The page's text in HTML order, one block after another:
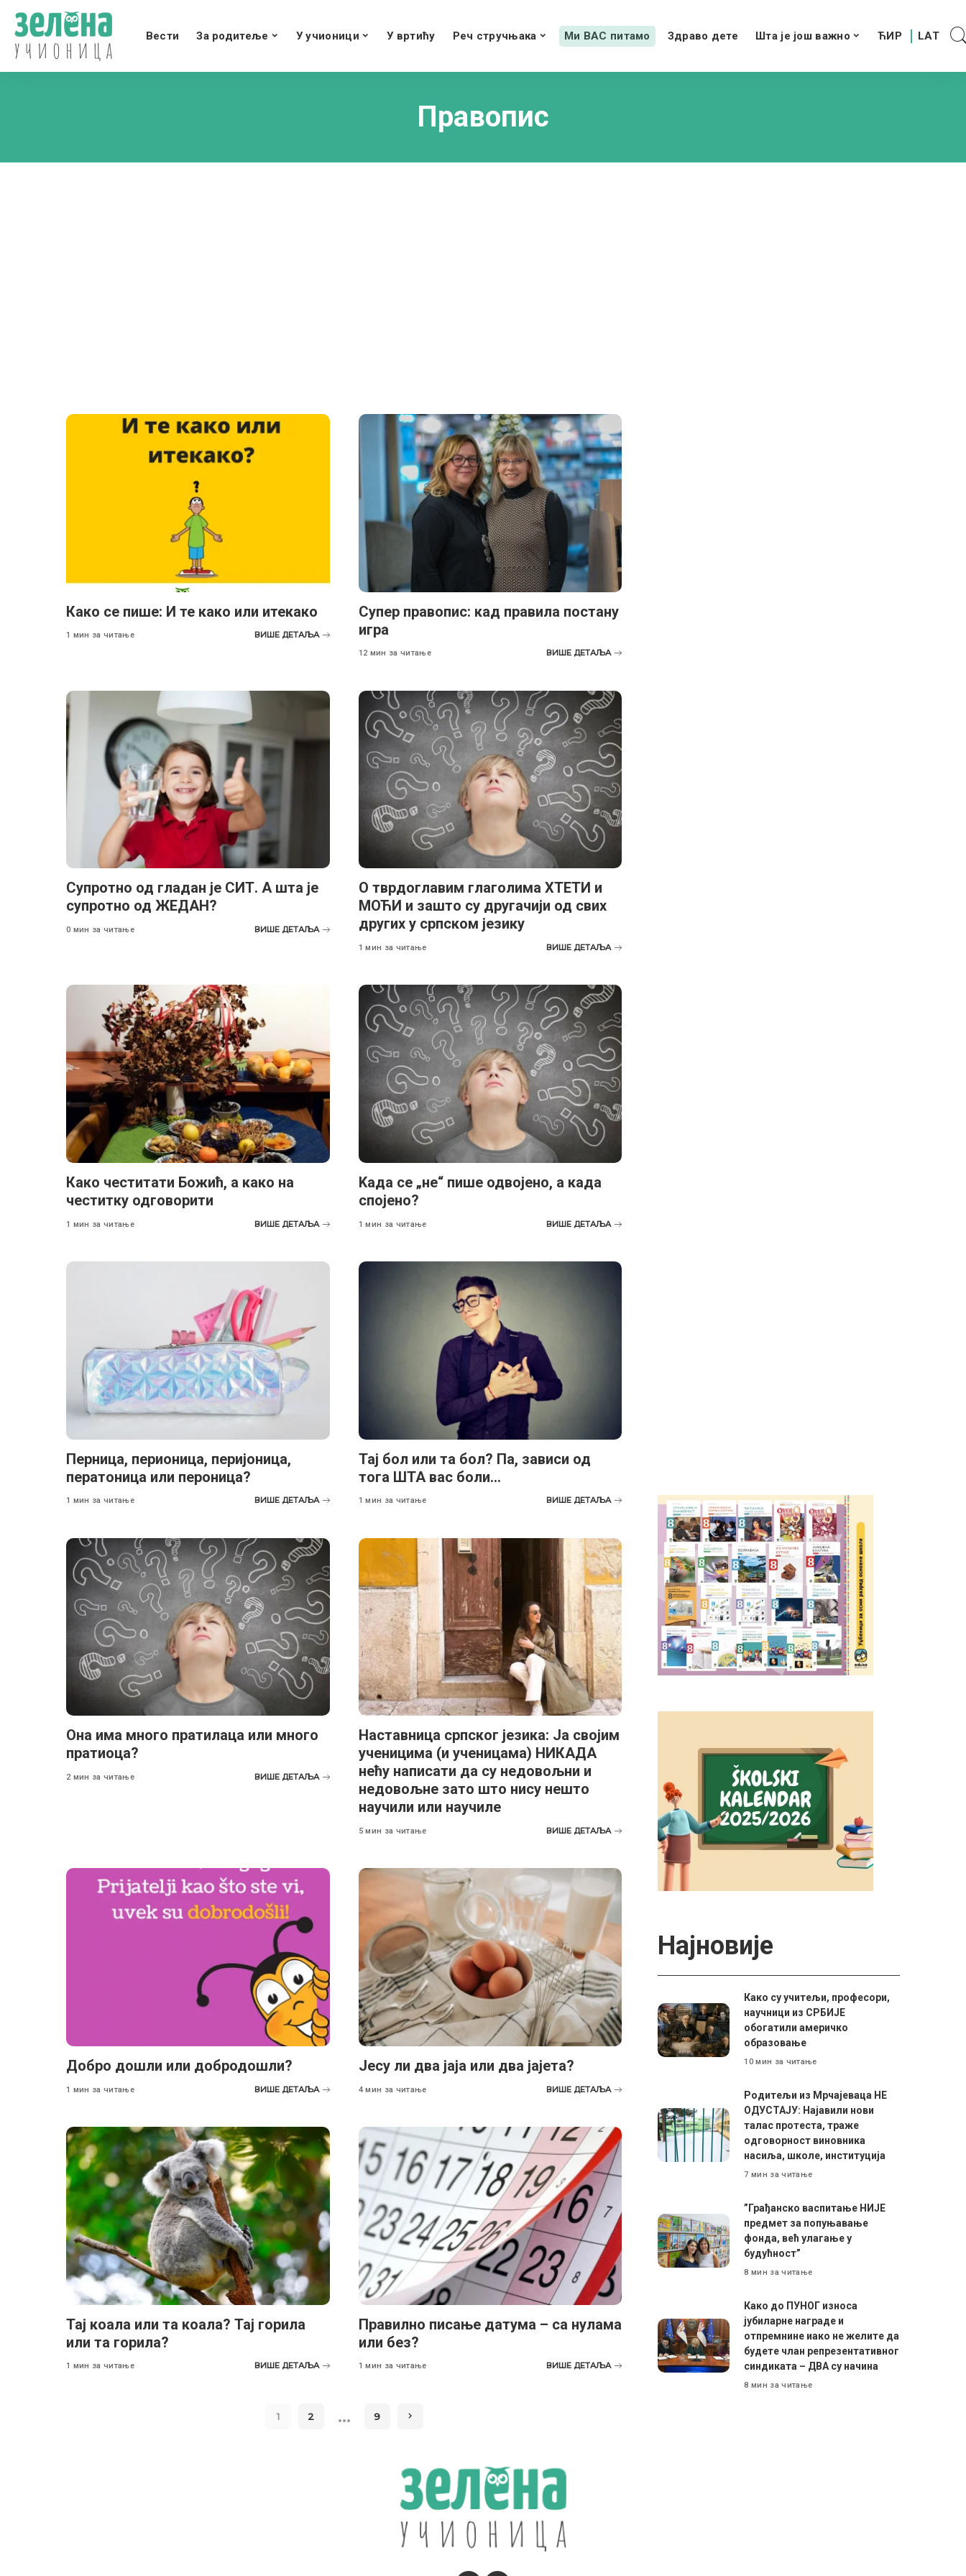
Вести За родитеље У учионици У вртићу Реч стручњака Ми ВАС питамо Здраво дете Шта је још важно
Правопис
Како се пише: И те како или итекако
1 мин за читање ВИШЕ ДЕТАЉА
Супер правопис: кад правила постану
игра
12 мин за читање ВИШЕ ДЕТАЉА
Супротно од гладан је СИТ. А шта је
супротно од ЖЕДАН?
0 мин за читање ВИШЕ ДЕТАЉА
О тврдоглавим глаголима ХТЕТИ и
МОЋИ и зашто су другачији од свих
других у српском језику
1 мин за читање ВИШЕ ДЕТАЉА
Како честитати Божић, а како на
честитку одговорити
1 мин за читање ВИШЕ ДЕТАЉА
Kада се „не“ пише одвојено, а када
спојено?
1 мин за читање ВИШЕ ДЕТАЉА
Перница, перионица, перијоница,
ператоница или пероница?
1 мин за читање ВИШЕ ДЕТАЉА
Тај бол или та бол? Па, зависи од
тога ШТА вас боли…
1 мин за читање ВИШЕ ДЕТАЉА
Она има много пратилаца или много
пратиоца?
2 мин за читање ВИШЕ ДЕТАЉА
Наставница српског језика: Ја својим
ученицима (и ученицама) НИКАДА
нећу написати да су недовољни и
недовољне зато што нису нешто
научили или научиле
5 мин за читање ВИШЕ ДЕТАЉА
Добро дошли или добродошли?
1 мин за читање ВИШЕ ДЕТАЉА
Јесу ли два јаја или два јајета?
4 мин за читање ВИШЕ ДЕТАЉА
Тај коала или та коала? Тај горила
или та горила?
1 мин за читање ВИШЕ ДЕТАЉА
Правилно писање датума – са нулама
или без?
1 мин за читање ВИШЕ ДЕТАЉА
1 2 … 9
Најновије
Како су учитељи, професори,
научници из СРБИЈЕ
обогатили америчко
образовање
10 мин за читање
Родитељи из Мрчајеваца НЕ
ОДУСТАЈУ: Најавили нови
талас протеста, траже
одговорност виновника
насиља, школе, институција
7 мин за читање
”Грађанско васпитање НИЈЕ
предмет за попуњавање
фонда, већ улагање у
будућност”
8 мин за читање
Како до ПУНОГ износа
јубиларне награде и
отпремнине иако не желите да
будете члан репрезентативног
синдиката – ДВА су начина
8 мин за читање